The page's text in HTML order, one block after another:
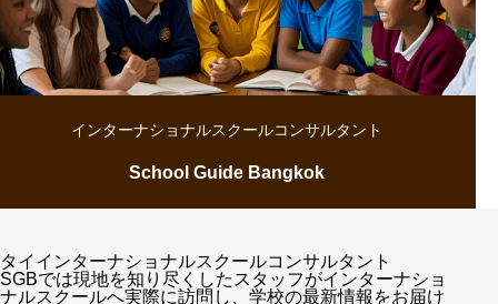
インターナショナルスクールコンサルタント
School Guide Bangkok
タイインターナショナルスクールコンサルタント
SGBでは現地を知り尽くしたスタッフがインターナショ
ナルスクールへ実際に訪問し、学校の最新情報をお届け